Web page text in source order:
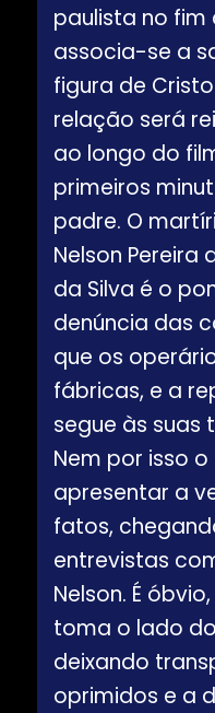
paulista no fim
associa-se a
figura de
relação será
ao longo do
primeiros
padre. O
Nelson Pereira
da Silva é o
denúncia das
que os
fábricas, e a
segue às suas
Nem por isso
apresentar a
fatos,
entrevistas
Nelson. É
toma o lado
deixando
oprimidos e a